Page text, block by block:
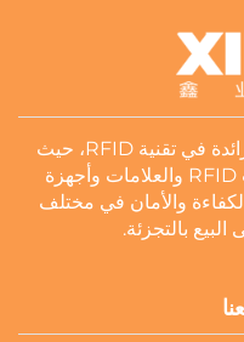
منذ عام 2008، أصبحت XINYE رائدة في تقنية RFID، حيث
تقدم مجموعة شاملة من بطاقات RFID والعلامات وأجهزة
والأمان في مختلف
بالتجزئة.